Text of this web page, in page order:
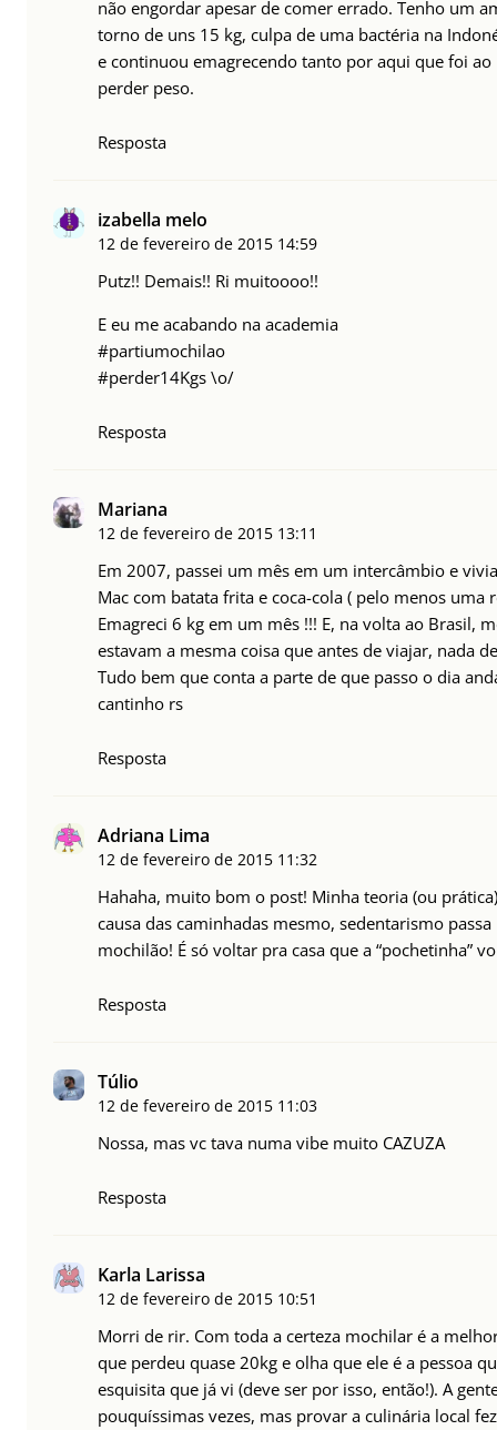
não engordar apesar de comer errado. Tenho um
torno de uns 15 kg, culpa de uma bactéria na
e continuou emagrecendo tanto por aqui que foi
perder peso.
Resposta
izabella melo
12 de fevereiro de 2015 14:59
Putz!! Demais!! Ri muitoooo!!
E eu me acabando na academia
#partiumochilao
#perder14Kgs \o/
Resposta
Mariana
12 de fevereiro de 2015 13:11
Em 2007, passei um mês em um intercâmbio e
Mac com batata frita e coca-cola ( pelo menos uma
Emagreci 6 kg em um mês !!! E, na volta ao Brasil,
estavam a mesma coisa que antes de viajar, nada
Tudo bem que conta a parte de que passo o dia
cantinho rs
Resposta
Adriana Lima
12 de fevereiro de 2015 11:32
Hahaha, muito bom o post! Minha teoria (ou
causa das caminhadas mesmo, sedentarismo
mochilão! É só voltar pra casa que a “pochetinha”
Resposta
Túlio
12 de fevereiro de 2015 11:03
Nossa, mas vc tava numa vibe muito CAZUZA
Resposta
Karla Larissa
12 de fevereiro de 2015 10:51
Morri de rir. Com toda a certeza mochilar é a
que perdeu quase 20kg e olha que ele é a pessoa
esquisita que já vi (deve ser por isso, então!). A
pouquíssimas vezes, mas provar a culinária local